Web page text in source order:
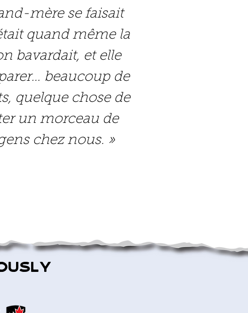
mère se faisait
quand même la
bavardait, et elle
beaucoup de
quelque chose de
un morceau de
chez nous. »